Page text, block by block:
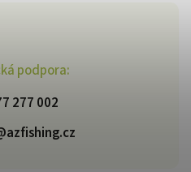
podpora:
277 002